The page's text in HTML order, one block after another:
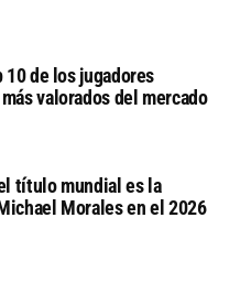
10 de los jugadores
valorados del mercado
título mundial es la
Morales en el 2026